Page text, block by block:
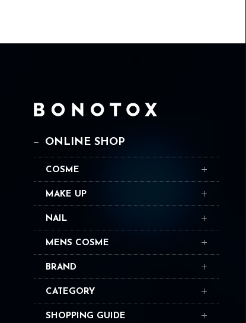
ONLINE SHOP
COSME
MAKE UP
NAIL
MENS COSME
BRAND
CATEGORY
SHOPPING GUIDE